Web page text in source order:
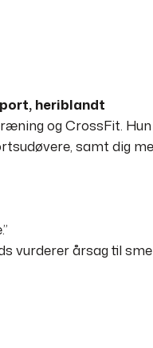
heriblandt
og CrossFit.
samt dig
vurderer årsag til